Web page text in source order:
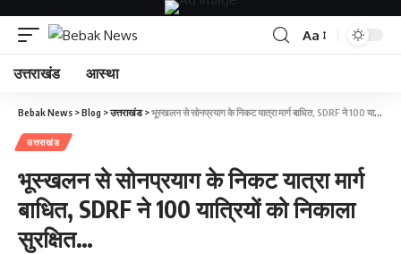
Aa
उत्तराखंड आस्था
Bebak News >Blog >उत्तराखंड>भूस्खलन से सोनप्रयाग के निकट यात्रा मार्ग बाधित, SDRF ने 100 यात्रियों को निकाला सुरक्षित…
उत्तराखंड
भूस्खलन से सोनप्रयाग के निकट यात्रा मार्ग
बाधित, SDRF ने 100 यात्रियों को निकाला
सुरक्षित…